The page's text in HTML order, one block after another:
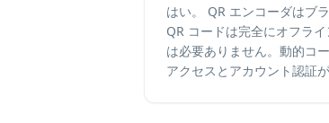
はい。 QR エンコーダはブ
QR コードは完全にオフラ
は必要ありません。動的コ
アクセスとアカウント認証が